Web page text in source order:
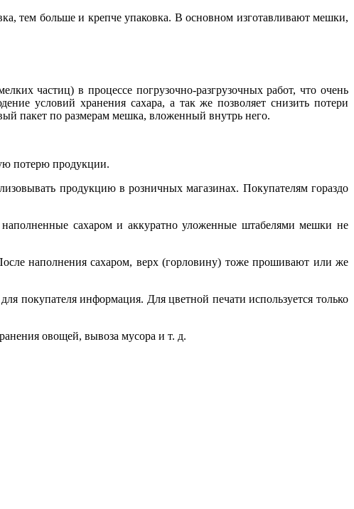
тем больше и крепче упаковка. В основном изготавливают мешки,
частиц) в процессе погрузочно-разгрузочных работ, что очень
условий хранения сахара, а так же позволяет снизить потери
пакет по размерам мешка, вложенный внутрь него.
потерю продукции.
продукцию в розничных магазинах. Покупателям гораздо
наполненные сахаром и аккуратно уложенные штабелями мешки не
наполнения сахаром, верх (горловину) тоже прошивают или же
покупателя информация. Для цветной печати используется только
овощей, вывоза мусора и т. д.